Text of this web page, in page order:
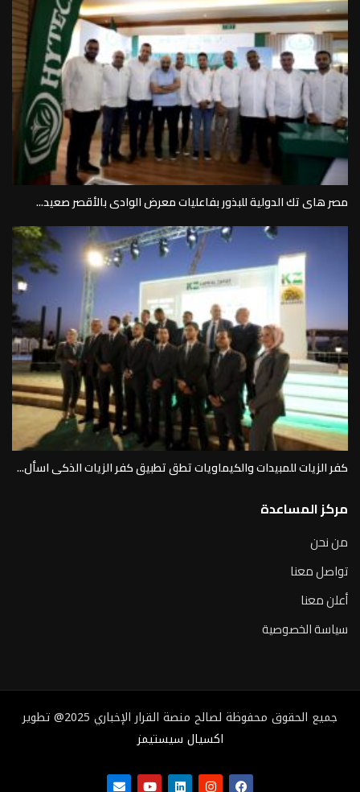
مصر هاى تك الدولية للبذور بفاعليات معرض الوادى بالأقصر صعيد...
كفر الزيات للمبيدات والكيماويات تطق تطبيق كفر الزيات الذكى اسأل...
مركز المساعدة
من نحن
تواصل معنا
أعلن معنا
سياسة الخصوصية
جميع الحقوق محفوظة لصالح منصة القرار الإخباري 2025@ تطوير
اكسيال سيستيمز